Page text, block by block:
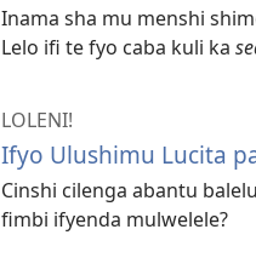
Inama sha mu menshi
Lelo ifi te fyo caba kuli ka
LOLENI!
Ifyo Ulushimu Lucita
Cinshi cilenga abantu
fimbi ifyenda mulwelele?